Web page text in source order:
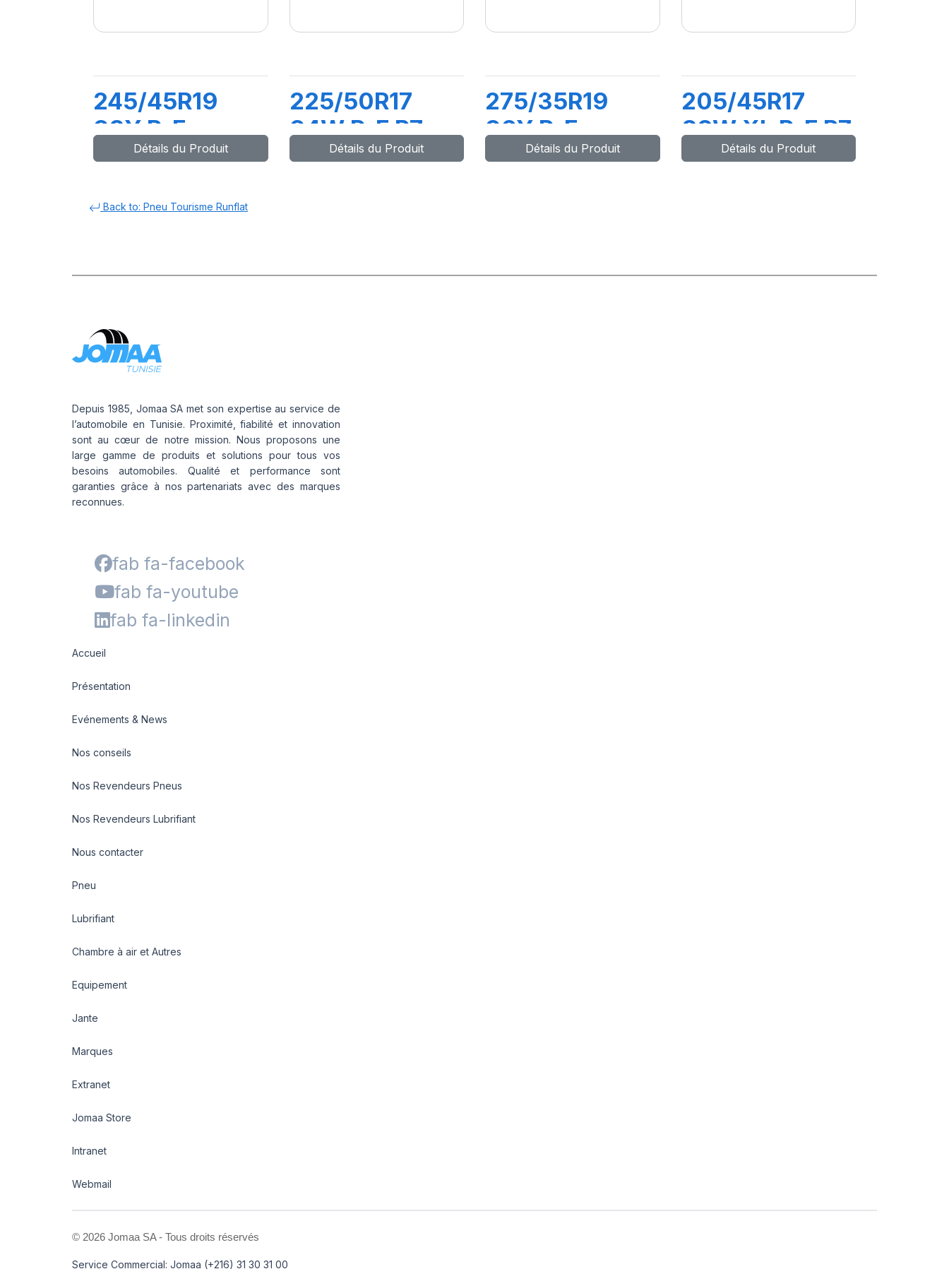
245/45R19
98Y R-F
PZERO PZ4 (*)
Détails du Produit
225/50R17
94W R-F P7
CINTURATO
Détails du Produit
275/35R19
96Y R-F
PZERO (*)
Détails du Produit
205/45R17
88W XL R-F P7
CINTURATO
Détails du Produit
Back to: Pneu Tourisme Runflat
Depuis 1985, Jomaa SA met son expertise au service de
l’automobile en Tunisie. Proximité, fiabilité et innovation
sont au cœur de notre mission. Nous proposons une
large gamme de produits et solutions pour tous vos
besoins automobiles. Qualité et performance sont
garanties grâce à nos partenariats avec des marques
reconnues.
fab fa-facebook
fab fa-youtube
fab fa-linkedin
Accueil
Présentation
Evénements & News
Nos conseils
Nos Revendeurs Pneus
Nos Revendeurs Lubrifiant
Nous contacter
Pneu
Lubrifiant
Chambre à air et Autres
Equipement
Jante
Marques
Extranet
Jomaa Store
Intranet
Webmail
© 2026 Jomaa SA - Tous droits réservés
Service Commercial: Jomaa (+216) 31 30 31 00